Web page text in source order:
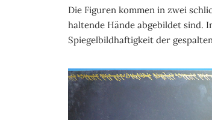
Die Figuren kommen in zwei
haltende Hände abgebildet sind.
Spiegelbildhaftigkeit der